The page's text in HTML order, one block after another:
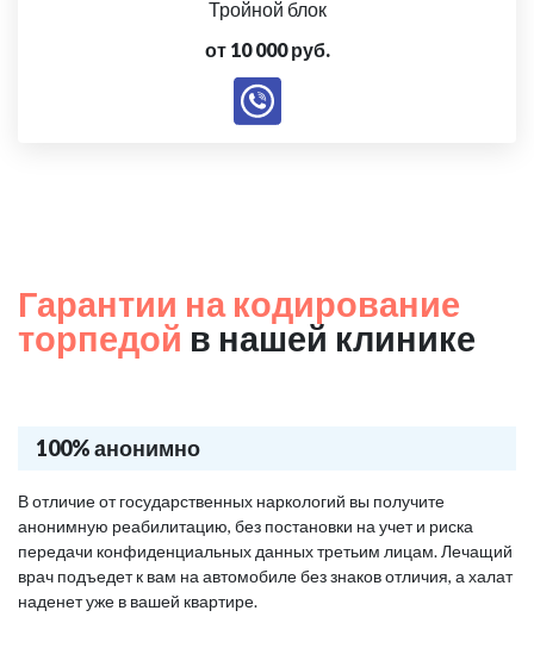
Тройной блок
от 10 000 руб.
Гарантии на кодирование
торпедой в нашей клинике
100% анонимно
В отличие от государственных наркологий вы получите
анонимную реабилитацию, без постановки на учет и риска
передачи конфиденциальных данных третьим лицам. Лечащий
врач подъедет к вам на автомобиле без знаков отличия, а халат
наденет уже в вашей квартире.